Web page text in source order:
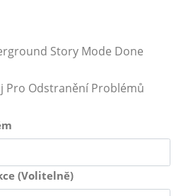
Story Mode Done
Pro Odstranění Problémů
(Volitelně)